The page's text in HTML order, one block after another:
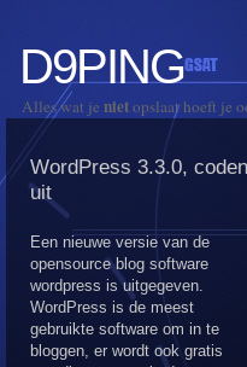
D9PING
Alles wat je nietopslaat hoeft je
WordPress 3.3.0,
uit
Een nieuwe versie van de
opensource blog software
wordpress is uitgegeven.
WordPress is de meest
gebruikte software om in te
bloggen, er wordt ook gratis